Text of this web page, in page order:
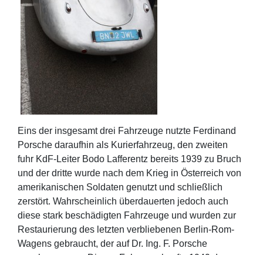
Eins der insgesamt drei Fahrzeuge nutzte Ferdinand
Porsche daraufhin als Kurierfahrzeug, den zweiten
fuhr KdF-Leiter Bodo Lafferentz bereits 1939 zu Bruch
und der dritte wurde nach dem Krieg in Österreich von
amerikanischen Soldaten genutzt und schließlich
zerstört. Wahrscheinlich überdauerten jedoch auch
diese stark beschädigten Fahrzeuge und wurden zur
Restaurierung des letzten verbliebenen Berlin-Rom-
Wagens gebraucht, der auf Dr. Ing. F. Porsche